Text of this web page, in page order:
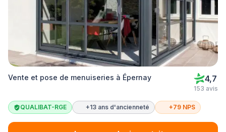
Vente et pose de menuiseries à Épernay 4,7
153 avis
QUALIBAT-RGE +13 ans d'ancienneté +79 NPS